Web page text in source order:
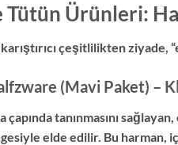
Tütün Ürünleri:
çeşitlilikten ziyade,
(Mavi Paket) –
çapında tanınmasını
elde edilir. Bu harman,